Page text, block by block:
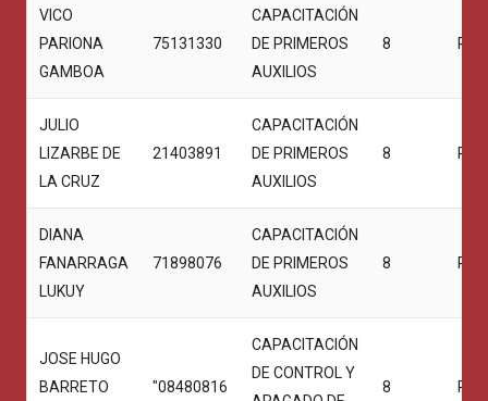
VICO
PARIONA
GAMBOA
75131330
CAPACITACIÓN
DE PRIMEROS
AUXILIOS
8
JULIO
LIZARBE DE
LA CRUZ
21403891
CAPACITACIÓN
DE PRIMEROS
AUXILIOS
8
DIANA
FANARRAGA
LUKUY
71898076
CAPACITACIÓN
DE PRIMEROS
AUXILIOS
8
JOSE HUGO
BARRETO
"08480816
CAPACITACIÓN
DE CONTROL Y
8